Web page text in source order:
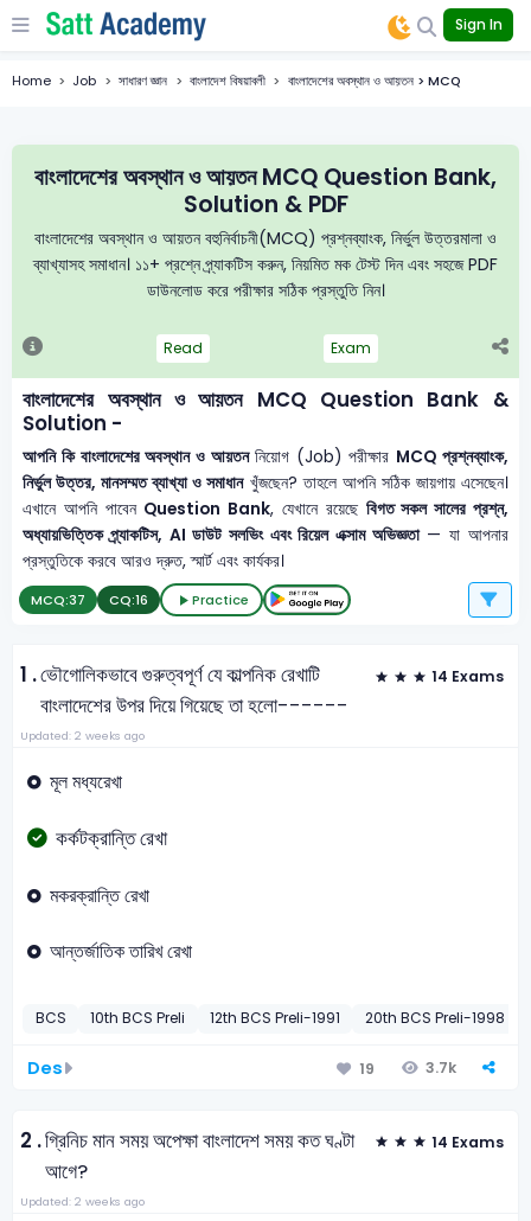
Sign In
Home Job সাধারণ জ্ঞান বাংলাদেশ বিষয়াবলী বাংলাদেশের অবস্থান ও আয়তন > MCQ
বাংলাদেশের অবস্থান ও আয়তন MCQ Question Bank,
Solution & PDF
বাংলাদেশের অবস্থান ও আয়তন বহুনির্বাচনী(MCQ) প্রশ্নব্যাংক, নির্ভুল উত্তরমালা ও
ব্যাখ্যাসহ সমাধান। ১১+ প্রশ্নে প্র্যাকটিস করুন, নিয়মিত মক টেস্ট দিন এবং সহজে PDF
ডাউনলোড করে পরীক্ষার সঠিক প্রস্তুতি নিন।
Read Exam
বাংলাদেশের অবস্থান ও আয়তন MCQ Question Bank &
Solution -
আপনি কি বাংলাদেশের অবস্থান ও আয়তননিয়োগ (Job) পরীক্ষার MCQ প্রশ্নব্যাংক,
নির্ভুল উত্তর, মানসম্মত ব্যাখ্যা ও সমাধানখুঁজছেন? তাহলে আপনি সঠিক জায়গায় এসেছেন।
এখানে আপনি পাবেন Question Bank, যেখানে রয়েছে বিগত সকল সালের প্রশ্ন,
অধ্যায়ভিত্তিক প্র্যাকটিস, AI ডাউট সলভিং এবং রিয়েল এক্সাম অভিজ্ঞতা— যা আপনার
প্রস্তুতিকে করবে আরও দ্রুত, স্মার্ট এবং কার্যকর।
MCQ:37 CQ:16 Practice
1 .ভৌগোলিকভাবে গুরুত্বপূর্ণ যে কাল্পনিক রেখাটি
বাংলাদেশের উপর দিয়ে গিয়েছে তা হলো------
14 Exams
Updated: 2 weeks ago
মূল মধ্যরেখা
কর্কটক্রান্তি রেখা
মকরক্রান্তি রেখা
আন্তর্জাতিক তারিখ রেখা
BCS 10th BCS Preli 12th BCS Preli-1991 20th BCS Preli-1998
Des 19 3.7k
2 .গ্রিনিচ মান সময় অপেক্ষা বাংলাদেশ সময় কত ঘণ্টা
আগে?
14 Exams
Updated: 2 weeks ago